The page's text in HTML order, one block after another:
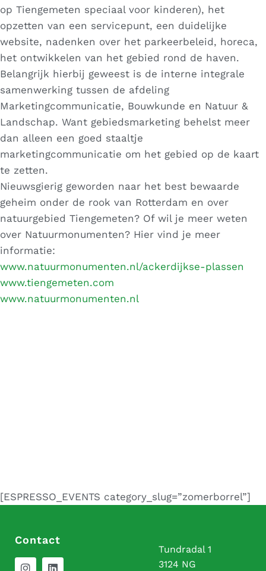
op Tiengemeten speciaal voor kinderen), het
opzetten van een servicepunt, een duidelijke
website, nadenken over het parkeerbeleid, horeca,
het ontwikkelen van het gebied rond de haven.
Belangrijk hierbij geweest is de interne integrale
samenwerking tussen de afdeling
Marketingcommunicatie, Bouwkunde en Natuur &
Landschap. Want gebiedsmarketing behelst meer
dan alleen een goed staaltje
marketingcommunicatie om het gebied op de kaart
te zetten.
Nieuwsgierig geworden naar het best bewaarde
geheim onder de rook van Rotterdam en over
natuurgebied Tiengemeten? Of wil je meer weten
over Natuurmonumenten? Hier vind je meer
informatie:
www.natuurmonumenten.nl/ackerdijkse-plassen
www.tiengemeten.com
www.natuurmonumenten.nl
[ESPRESSO_EVENTS category_slug=”zomerborrel”]
Contact
Tundradal 1
3124 NG